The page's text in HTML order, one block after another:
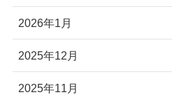
2026年1月
2025年12月
2025年11月